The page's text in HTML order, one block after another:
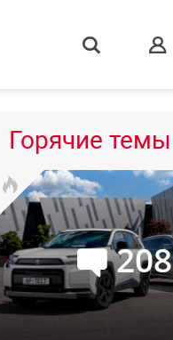
s
Горячие темы
208